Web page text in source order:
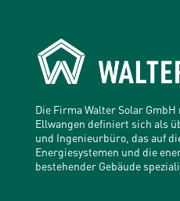
Die Firma Walter Solar
Ellwangen definiert sich als
und Ingenieurbüro, das auf
Energiesystemen und die
bestehender Gebäude